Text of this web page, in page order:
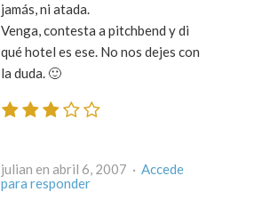
jamás, ni atada.
Venga, contesta a pitchbend y di
qué hotel es ese. No nos dejes con
la duda. 🙂
julian en abril 6, 2007 · Accede
para responder